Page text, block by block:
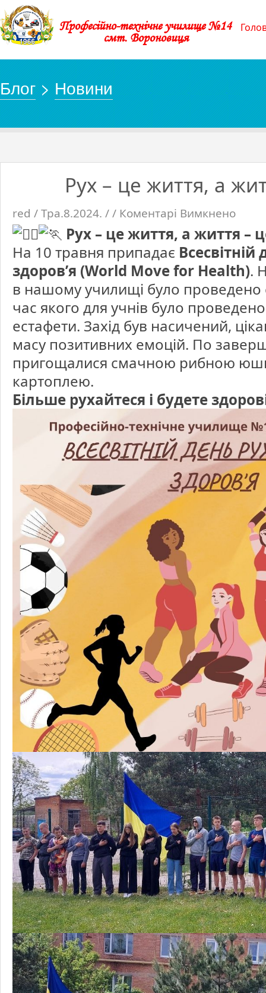
Професійно-технічне училище №14
смт. Вороновиця
Блог>Новини
Рух – це життя, а
red / Тра.8.2024. / / Коментарі ВимкненоРух
це
життя,
життя
–
це
рух!
Рух – це життя, а життя –
На 10 травня припадає
здоров’я (World Move for Health).
в нашому училищі було проведено
час якого для учнів було проведено
естафети. Захід був насичений,
масу позитивних емоцій. По
пригощалися смачною рибною
картоплею.
Більше рухайтеся і будете